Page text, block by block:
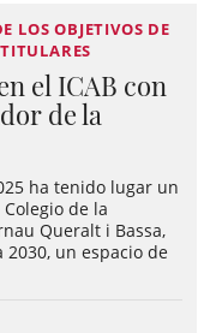
LOS OBJETIVOS DE
el ICAB con
de la
ha tenido lugar un
de la
Queralt i Bassa,
un espacio de